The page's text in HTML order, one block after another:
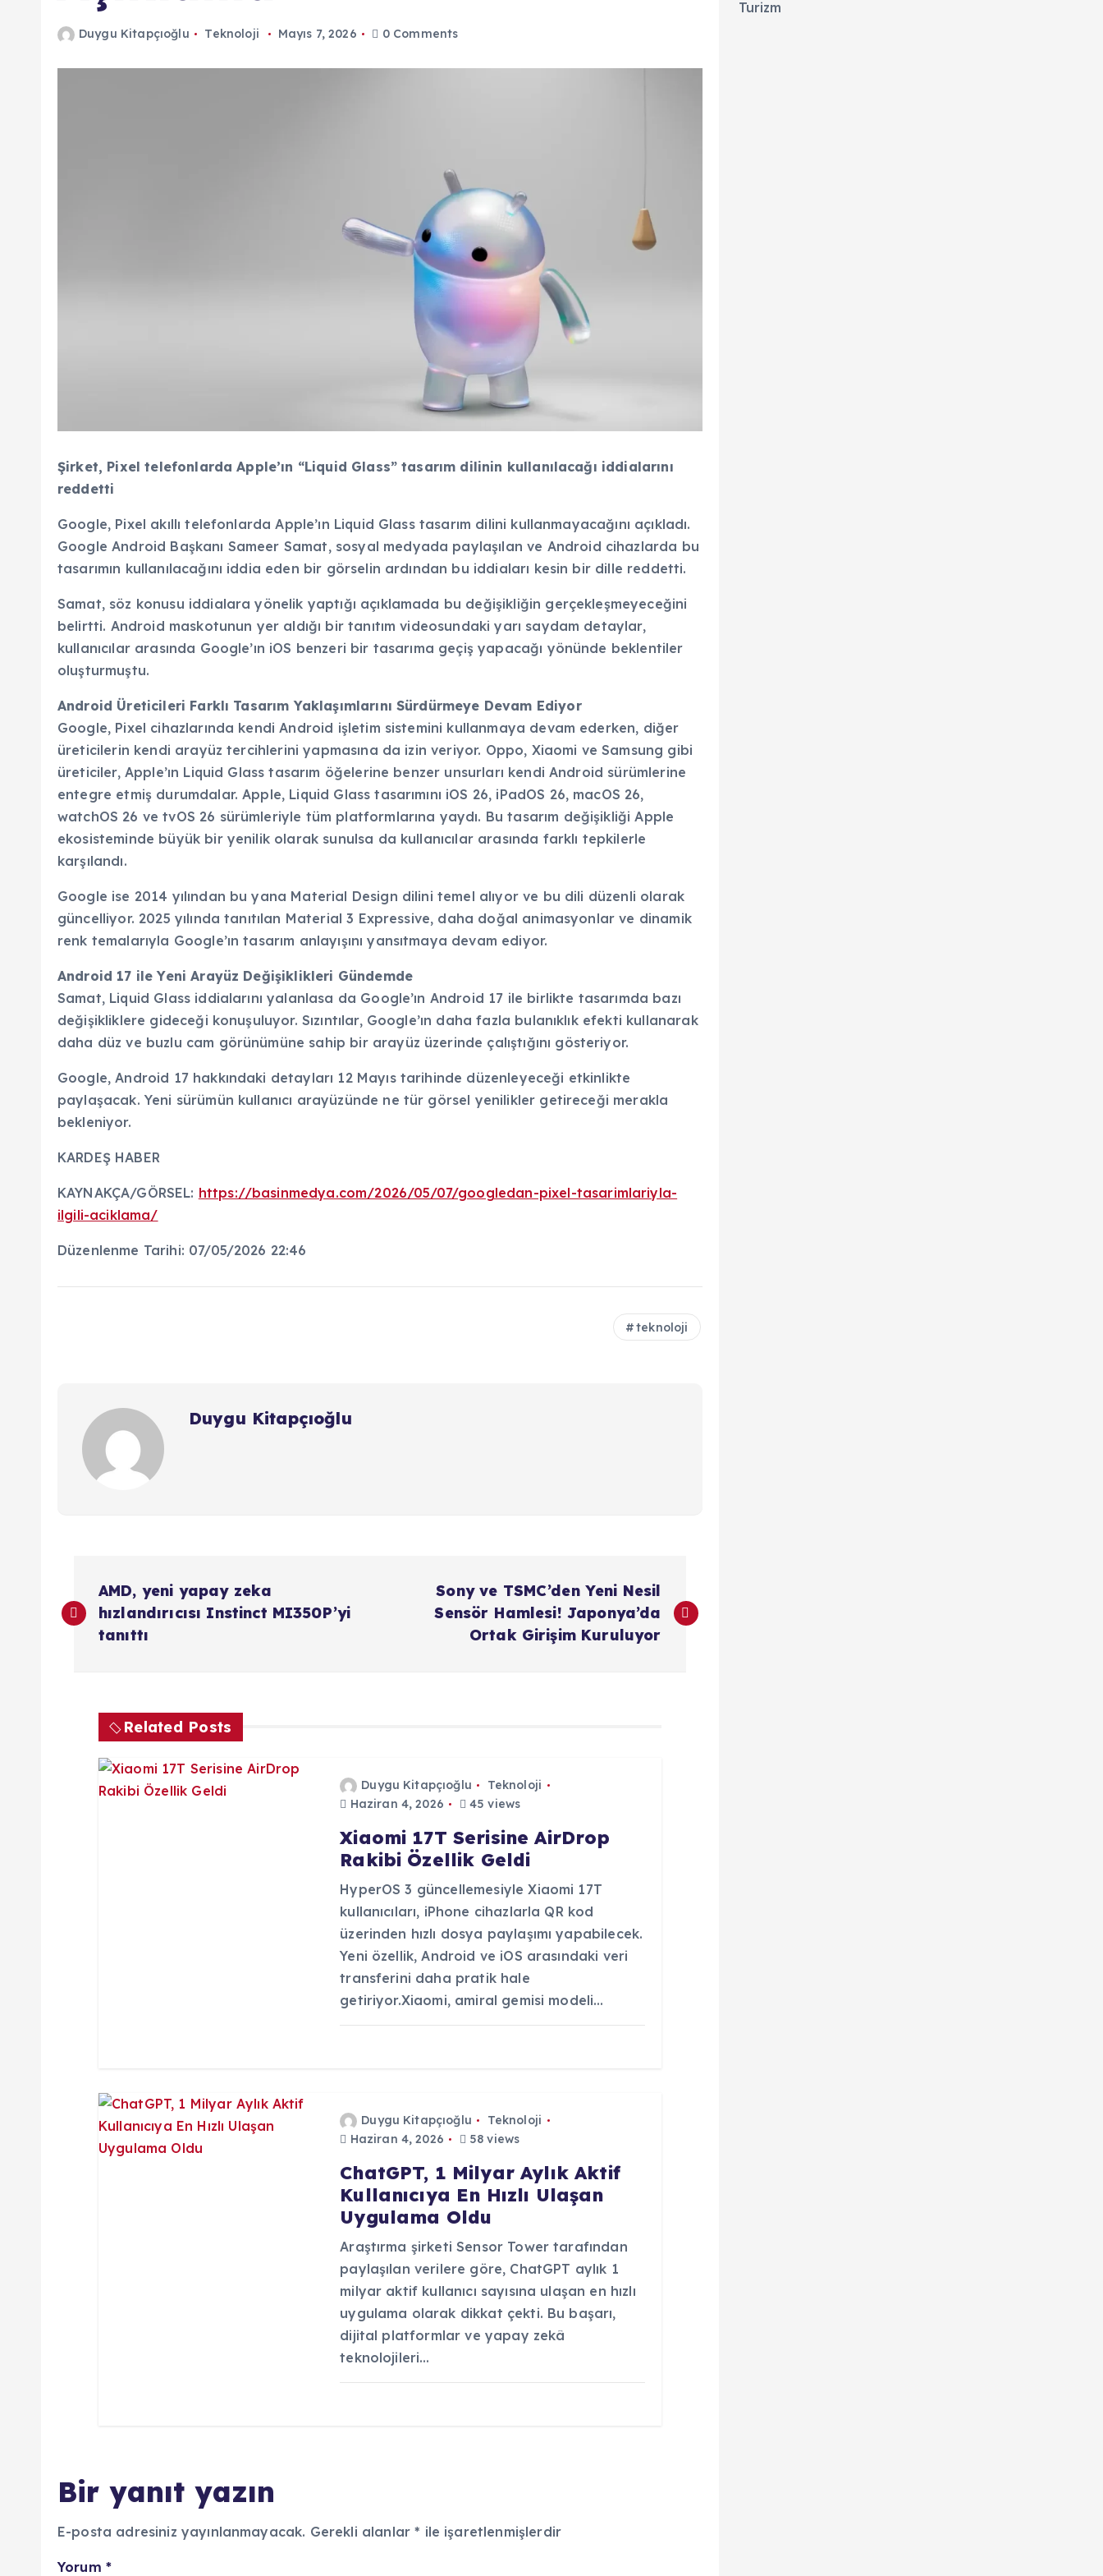
Duygu Kitapçıoğlu Teknoloji Mayıs 7, 2026 0 Comments
Şirket, Pixel telefonlarda Apple’ın “Liquid Glass” tasarım dilinin kullanılacağı iddialarını
reddetti
Google, Pixel akıllı telefonlarda Apple’ın Liquid Glass tasarım dilini kullanmayacağını açıkladı.
Google Android Başkanı Sameer Samat, sosyal medyada paylaşılan ve Android cihazlarda bu
tasarımın kullanılacağını iddia eden bir görselin ardından bu iddiaları kesin bir dille reddetti.
Samat, söz konusu iddialara yönelik yaptığı açıklamada bu değişikliğin gerçekleşmeyeceğini
belirtti. Android maskotunun yer aldığı bir tanıtım videosundaki yarı saydam detaylar,
kullanıcılar arasında Google’ın iOS benzeri bir tasarıma geçiş yapacağı yönünde beklentiler
oluşturmuştu.
Android Üreticileri Farklı Tasarım Yaklaşımlarını Sürdürmeye Devam Ediyor
Google, Pixel cihazlarında kendi Android işletim sistemini kullanmaya devam ederken, diğer
üreticilerin kendi arayüz tercihlerini yapmasına da izin veriyor. Oppo, Xiaomi ve Samsung gibi
üreticiler, Apple’ın Liquid Glass tasarım öğelerine benzer unsurları kendi Android sürümlerine
entegre etmiş durumdalar. Apple, Liquid Glass tasarımını iOS 26, iPadOS 26, macOS 26,
watchOS 26 ve tvOS 26 sürümleriyle tüm platformlarına yaydı. Bu tasarım değişikliği Apple
ekosisteminde büyük bir yenilik olarak sunulsa da kullanıcılar arasında farklı tepkilerle
karşılandı.
Google ise 2014 yılından bu yana Material Design dilini temel alıyor ve bu dili düzenli olarak
güncelliyor. 2025 yılında tanıtılan Material 3 Expressive, daha doğal animasyonlar ve dinamik
renk temalarıyla Google’ın tasarım anlayışını yansıtmaya devam ediyor.
Android 17 ile Yeni Arayüz Değişiklikleri Gündemde
Samat, Liquid Glass iddialarını yalanlasa da Google’ın Android 17 ile birlikte tasarımda bazı
değişikliklere gideceği konuşuluyor. Sızıntılar, Google’ın daha fazla bulanıklık efekti kullanarak
daha düz ve buzlu cam görünümüne sahip bir arayüz üzerinde çalıştığını gösteriyor.
Google, Android 17 hakkındaki detayları 12 Mayıs tarihinde düzenleyeceği etkinlikte
paylaşacak. Yeni sürümün kullanıcı arayüzünde ne tür görsel yenilikler getireceği merakla
bekleniyor.
KARDEŞ HABER
KAYNAKÇA/GÖRSEL: https://basinmedya.com/2026/05/07/googledan-pixel-tasarimlariyla-
ilgili-aciklama/
Düzenlenme Tarihi: 07/05/2026 22:46
teknoloji
Duygu Kitapçıoğlu
a
AMD, yeni yapay zeka
hızlandırıcısı Instinct MI350P’yi
tanıttı
Sony ve TSMC’den Yeni Nesil
Sensör Hamlesi! Japonya’da
Ortak Girişim Kuruluyor
Related Posts
Duygu Kitapçıoğlu
Teknoloji
Haziran 4, 2026
45 views
Xiaomi 17T Serisine AirDrop
Rakibi Özellik Geldi
HyperOS 3 güncellemesiyle Xiaomi 17T
kullanıcıları, iPhone cihazlarla QR kod
üzerinden hızlı dosya paylaşımı yapabilecek.
Yeni özellik, Android ve iOS arasındaki veri
transferini daha pratik hale
getiriyor.Xiaomi, amiral gemisi modeli…
Duygu Kitapçıoğlu
Teknoloji
Haziran 4, 2026
58 views
ChatGPT, 1 Milyar Aylık Aktif
Kullanıcıya En Hızlı Ulaşan
Uygulama Oldu
Araştırma şirketi Sensor Tower tarafından
paylaşılan verilere göre, ChatGPT aylık 1
milyar aktif kullanıcı sayısına ulaşan en hızlı
uygulama olarak dikkat çekti. Bu başarı,
dijital platformlar ve yapay zekâ
teknolojileri…
Bir yanıt yazın
E-posta adresiniz yayınlanmayacak. Gerekli alanlar* ile işaretlenmişlerdir
Yorum *
Turizm